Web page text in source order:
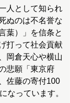
人として知られ
ぬのは不名誉な
葉）」を信条と
打って社会貢献
岡倉天心や横山
悲願「東京府
佐藤の寄付100
なっています。